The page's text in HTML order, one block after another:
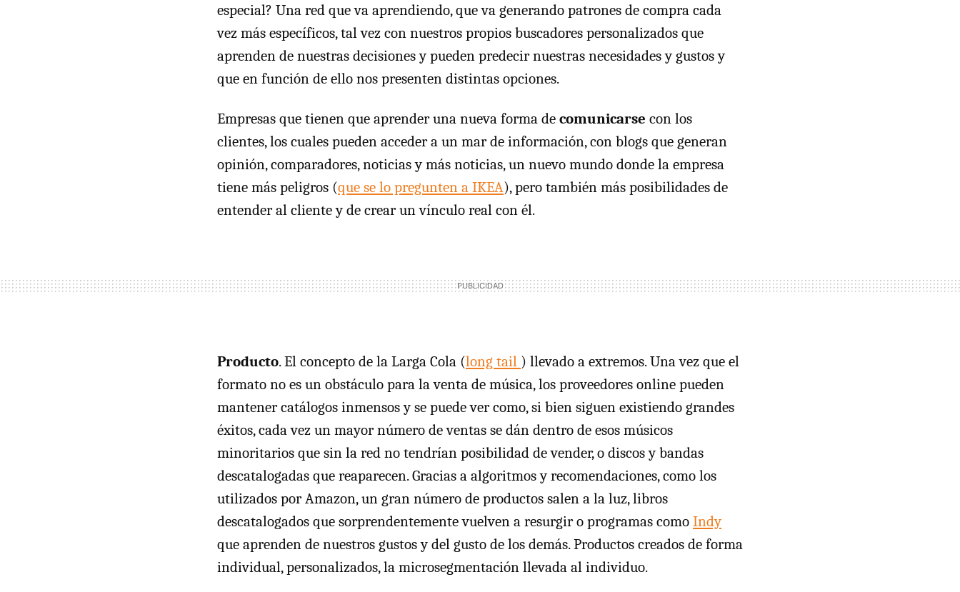
especial? Una red que va aprendiendo, que va generando patrones de compra cada
vez más específicos, tal vez con nuestros propios buscadores personalizados que
aprenden de nuestras decisiones y pueden predecir nuestras necesidades y gustos y
que en función de ello nos presenten distintas opciones.
Empresas que tienen que aprender una nueva forma de comunicarse con los
clientes, los cuales pueden acceder a un mar de información, con blogs que generan
opinión, comparadores, noticias y más noticias, un nuevo mundo donde la empresa
tiene más peligros (que se lo pregunten a IKEA), pero también más posibilidades de
entender al cliente y de crear un vínculo real con él.
Producto. El concepto de la Larga Cola (long tail ) llevado a extremos. Una vez que el
formato no es un obstáculo para la venta de música, los proveedores online pueden
mantener catálogos inmensos y se puede ver como, si bien siguen existiendo grandes
éxitos, cada vez un mayor número de ventas se dán dentro de esos músicos
minoritarios que sin la red no tendrían posibilidad de vender, o discos y bandas
descatalogadas que reaparecen. Gracias a algoritmos y recomendaciones, como los
utilizados por Amazon, un gran número de productos salen a la luz, libros
descatalogados que sorprendentemente vuelven a resurgir o programas como Indy
que aprenden de nuestros gustos y del gusto de los demás. Productos creados de forma
individual, personalizados, la microsegmentación llevada al individuo.